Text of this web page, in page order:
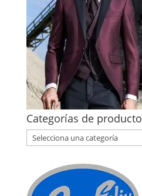
Categorías de producto